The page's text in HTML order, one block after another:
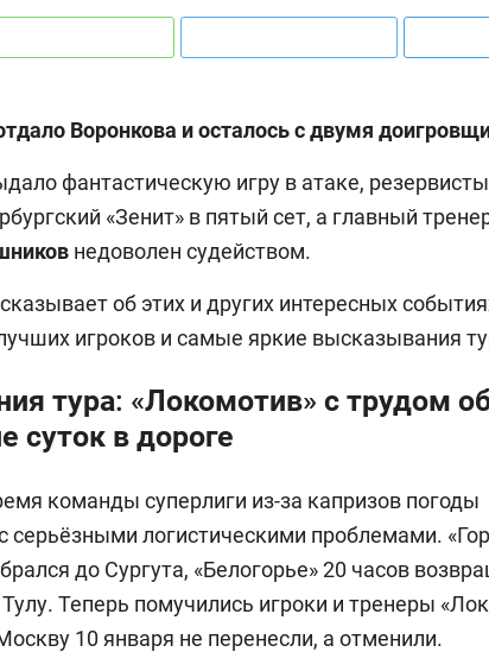
Воронкова и осталось с двумя
фантастическую игру в атаке,
«Зенит» в пятый сет, а главный
недоволен судейством.
об этих и других интересных
игроков и самые яркие высказывания
тура: «Локомотив» с трудом
суток в дороге
команды суперлиги из-за капризов погоды
серьёзными логистическими проблемами.
до Сургута, «Белогорье» 20 часов
Теперь помучились игроки и тренеры
10 января не перенесли, а отменили.